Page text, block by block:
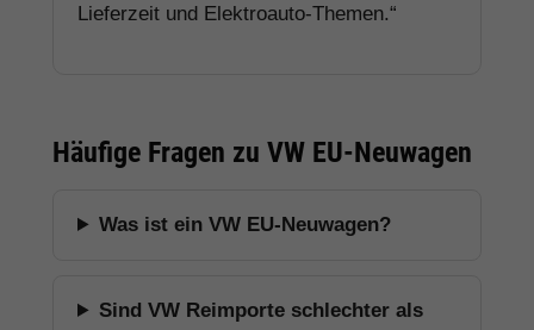
Lieferzeit und Elektroauto-Themen.“
Häufige Fragen zu VW EU-Neuwagen
Was ist ein VW EU-Neuwagen?
Sind VW Reimporte schlechter als